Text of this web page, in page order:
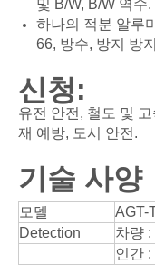
및 B/W, B/W 역수.
하나의 적분 알루
66, 방수, 방지 방
신청:
유전 안전, 철도 및
재 예방, 도시 안전.
기술 사양
모델
AGT-
Detection
차량
인간